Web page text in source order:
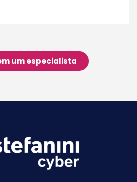
um especialista